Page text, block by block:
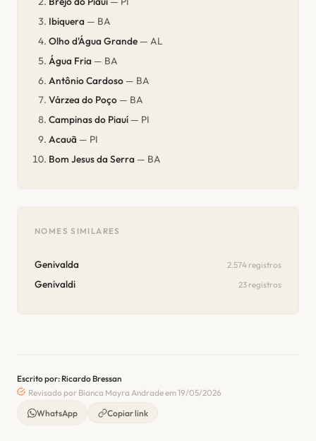
Ibiquera — BA
Olho d'Água Grande — AL
Água Fria — BA
Antônio Cardoso — BA
Várzea do Poço — BA
Campinas do Piauí — PI
Acauã — PI
Bom Jesus da Serra — BA
NOMES SIMILARES
Genivalda 2.574 registros
Genivaldi 23 registros
Escrito por: Ricardo Bressan
Revisado por Bianca Mayra Andrade em 19/05/2026
WhatsApp
Copiar link